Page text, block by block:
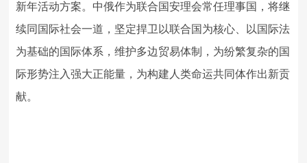
新年活动方案。中俄作为联合国安理会常任理事国，将继
续同国际社会一道，坚定捍卫以联合国为核心、以国际法
为基础的国际体系，维护多边贸易体制，为纷繁复杂的国
际形势注入强大正能量，为构建人类命运共同体作出新贡
献。